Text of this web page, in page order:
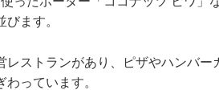
ます。
ストランがあり、ピザやハンバー
っています。